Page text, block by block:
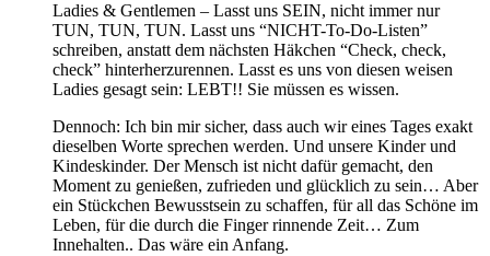
Ladies & Gentlemen – Lasst uns SEIN, nicht immer nur
TUN, TUN, TUN. Lasst uns “NICHT-To-Do-Listen”
schreiben, anstatt dem nächsten Häkchen “Check, check,
check” hinterherzurennen. Lasst es uns von diesen weisen
Ladies gesagt sein: LEBT!! Sie müssen es wissen.
Dennoch: Ich bin mir sicher, dass auch wir eines Tages exakt
dieselben Worte sprechen werden. Und unsere Kinder und
Kindeskinder. Der Mensch ist nicht dafür gemacht, den
Moment zu genießen, zufrieden und glücklich zu sein… Aber
ein Stückchen Bewusstsein zu schaffen, für all das Schöne im
Leben, für die durch die Finger rinnende Zeit… Zum
Innehalten.. Das wäre ein Anfang.